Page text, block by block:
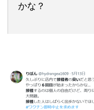
かな？